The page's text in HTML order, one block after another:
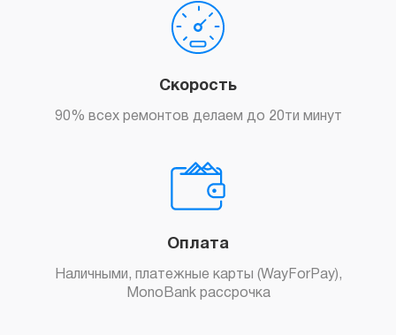
Скорость
90% всех ремонтов делаем до 20ти минут
Оплата
Наличными, платежные карты (WayForPay),
MonoBank рассрочка